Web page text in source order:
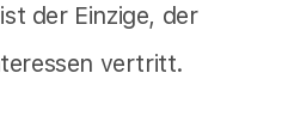
der Einzige, der
vertritt.